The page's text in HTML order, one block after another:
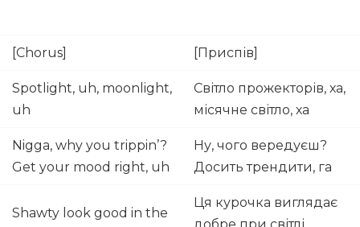
[Chorus] [Приспів]
Spotlight, uh, moonlight,
uh
Світло прожекторів, ха,
місячне світло, ха
Nigga, why you trippin’?
Get your mood right, uh
Ну, чого вередуєш?
Досить трендити, га
Shawty look good in the
Ця курочка виглядає